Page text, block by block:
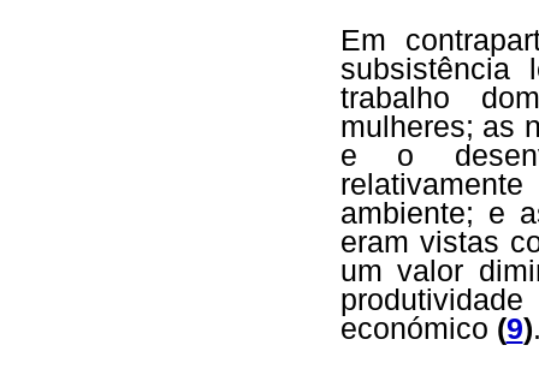
Em
trabalho
mulheres; as
e o
ambiente; e
eram vistas
um valor
económico (9)